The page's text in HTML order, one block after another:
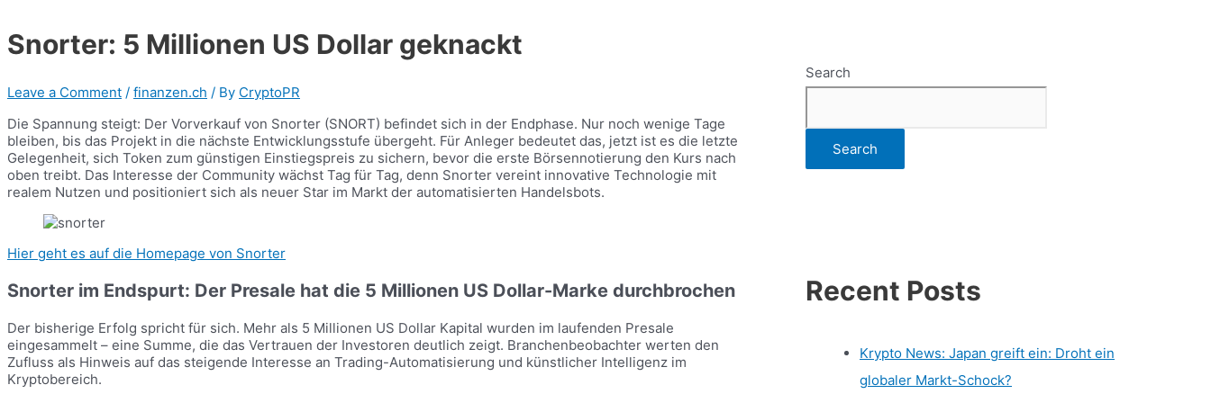
Snorter: 5 Millionen US Dollar geknackt
Leave a Comment / finanzen.ch / By CryptoPR
Die Spannung steigt: Der Vorverkauf von Snorter (SNORT) befindet sich in der Endphase. Nur noch wenige Tage
bleiben, bis das Projekt in die nächste Entwicklungsstufe übergeht. Für Anleger bedeutet das, jetzt ist es die letzte
Gelegenheit, sich Token zum günstigen Einstiegspreis zu sichern, bevor die erste Börsennotierung den Kurs nach
oben treibt. Das Interesse der Community wächst Tag für Tag, denn Snorter vereint innovative Technologie mit
realem Nutzen und positioniert sich als neuer Star im Markt der automatisierten Handelsbots.
Hier geht es auf die Homepage von Snorter
Snorter im Endspurt: Der Presale hat die 5 Millionen US Dollar-Marke durchbrochen
Der bisherige Erfolg spricht für sich. Mehr als 5 Millionen US Dollar Kapital wurden im laufenden Presale
eingesammelt – eine Summe, die das Vertrauen der Investoren deutlich zeigt. Branchenbeobachter werten den
Zufluss als Hinweis auf das steigende Interesse an Trading-Automatisierung und künstlicher Intelligenz im
Kryptobereich.
Search
Search
Recent Posts
Krypto News: Japan greift ein: Droht ein
globaler Markt-Schock?